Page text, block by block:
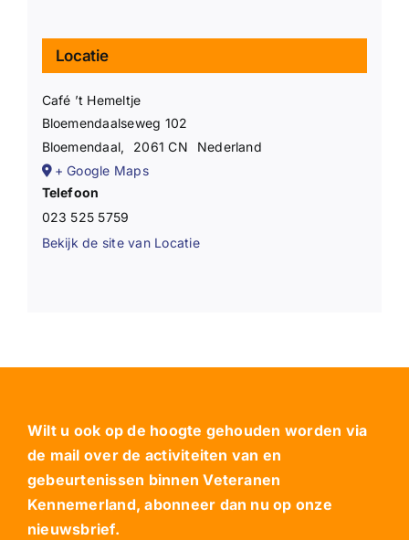
Locatie
Café ’t Hemeltje
Bloemendaalseweg 102
Bloemendaal, 2061 CN
Nederland
+ Google Maps
Telefoon
023 525 5759
Bekijk de site van Locatie
Wilt u ook op de hoogte gehouden worden via
de mail over de activiteiten van en
gebeurtenissen binnen Veteranen
Kennemerland, abonneer dan nu op onze
nieuwsbrief.